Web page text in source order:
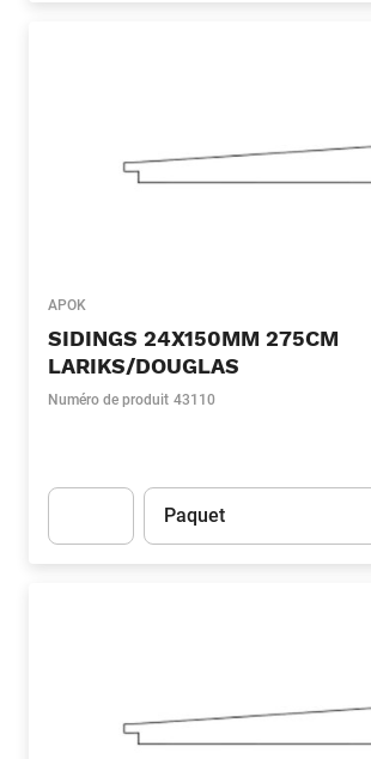
APOK
SIDINGS 24X150MM 275CM
LARIKS/DOUGLAS
Numéro de produit 43110
Unité
Paquet